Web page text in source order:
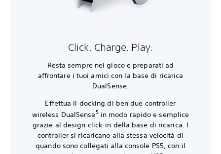
Click. Charge. Play.
Resta sempre nel gioco e preparati ad
affrontare i tuoi amici con la base di ricarica
DualSense.
Effettua il docking di ben due controller
wireless DualSense5in modo rapido e semplice
grazie al design click-in della base di ricarica. I
controller si ricaricano alla stessa velocità di
quando sono collegati alla console PS5, con il